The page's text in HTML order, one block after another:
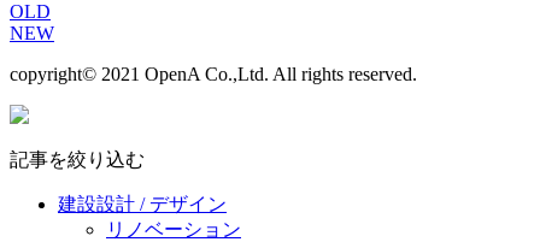
OLD
NEW
copyright© 2021 OpenA Co.,Ltd. All rights reserved.
記事を絞り込む
建設設計 / デザイン
リノベーション